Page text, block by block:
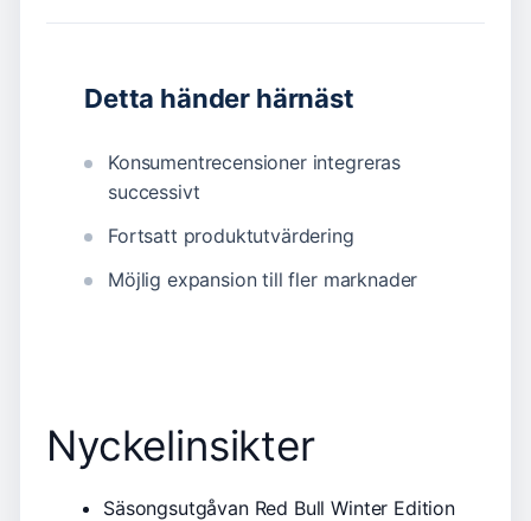
Detta händer härnäst
Konsumentrecensioner integreras
successivt
Fortsatt produktutvärdering
Möjlig expansion till fler marknader
Nyckelinsikter
Säsongsutgåvan Red Bull Winter Edition